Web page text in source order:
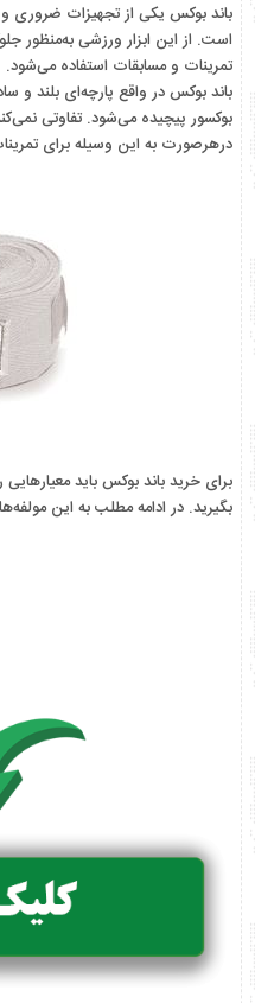
باند بوکس یکی از تجهیزات
است. از این ابزار ورزشی به‌منظور
تمرینات و مسابقات استفاده می‌شود.
باند بوکس در واقع پارچه‌ای بلند
بوکسور پیچیده می‌شود. تفاوتی
درهرصورت به این وسیله برای
برای خرید باند بوکس باید
بگیرید. در ادامه مطلب به این